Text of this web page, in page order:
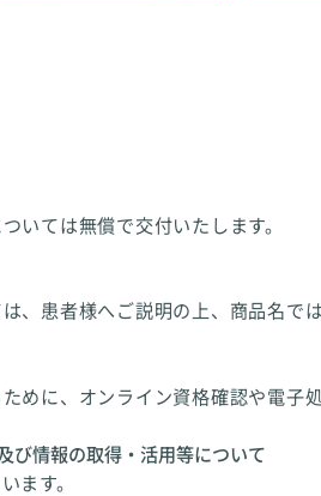
いては無償で交付いたします。
、患者様へご説明の上、商品名で
めに、オンライン資格確認や電子
び情報の取得・活用等について
ます。